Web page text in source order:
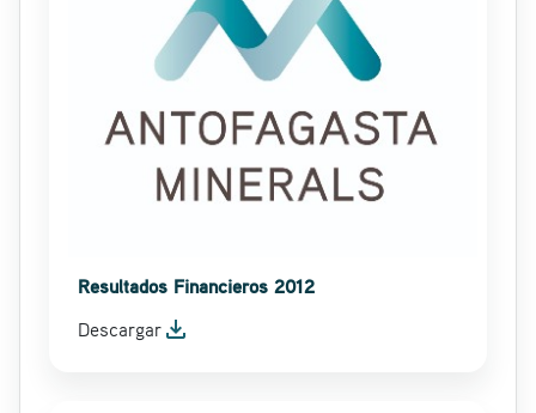
Resultados Financieros 2012
Descargar file_download